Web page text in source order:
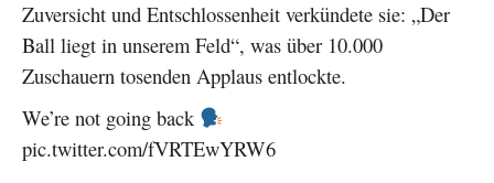
Zuversicht und Entschlossenheit verkündete sie: „Der
Ball liegt in unserem Feld“, was über 10.000
Zuschauern tosenden Applaus entlockte.
We’re not going back
pic.twitter.com/fVRTEwYRW6